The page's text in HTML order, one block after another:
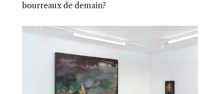
bourreaux de demain?